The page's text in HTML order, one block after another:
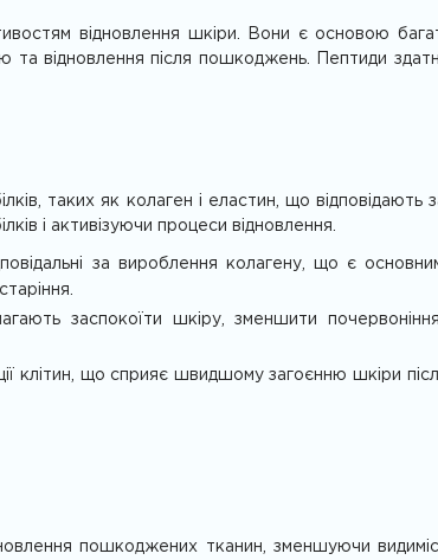
відновлення шкіри. Вони є основою
та відновлення після пошкоджень. Пептиди
таких як колаген і еластин, що відповідають
і активізуючи процеси відновлення.
за вироблення колагену, що є
заспокоїти шкіру, зменшити
клітин, що сприяє швидшому загоєнню шкіри
пошкоджених тканин, зменшуючи